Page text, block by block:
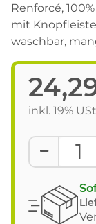
Renforcé,
mit
waschbar,
inkl. 19%